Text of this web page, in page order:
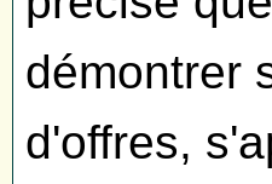
démontrer
d'offres,